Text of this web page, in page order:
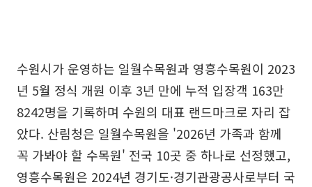
수원시가 운영하는 일월수목원과 영흥수목원이 2023
년 5월 정식 개원 이후 3년 만에 누적 입장객 163만
8242명을 기록하며 수원의 대표 랜드마크로 자리 잡
았다. 산림청은 일월수목원을 '2026년 가족과 함께
꼭 가봐야 할 수목원' 전국 10곳 중 하나로 선정했고,
영흥수목원은 2024년 경기도·경기관광공사로부터 국